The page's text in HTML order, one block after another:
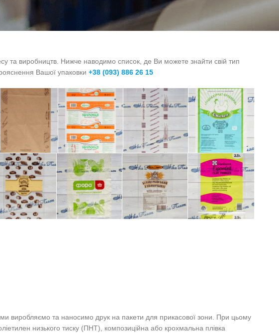
та виробництв. Нижче наводимо список, де Ви можете знайти свій тип
Вашої упаковки +38 (093) 886 26 15
виробляємо та наносимо друк на пакети для прикасової зони. При цьому
низького тиску (ПНТ), композиційна або крохмальна плівка